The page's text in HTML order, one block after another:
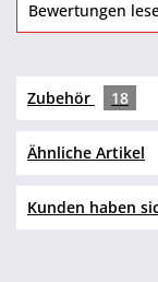
Bewertungen
Zubehör 18
Ähnliche Artikel
Kunden haben